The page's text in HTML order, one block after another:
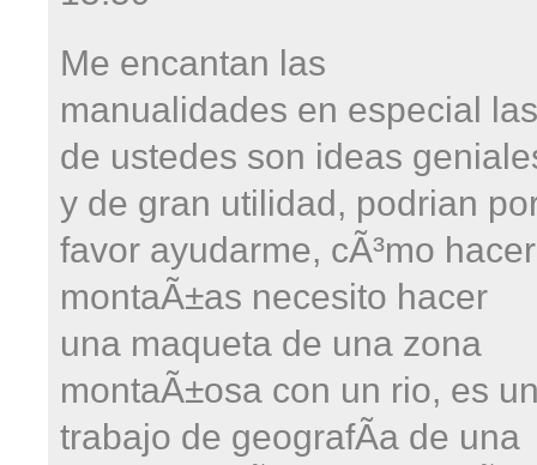
Me encantan las
manualidades en especial las
de ustedes son ideas
y de gran utilidad, podrian
favor ayudarme, cÃ³mo hacer
montaÃ±as necesito hacer
una maqueta de una zona
montaÃ±osa con un rio, es
trabajo de geografÃ­a de una